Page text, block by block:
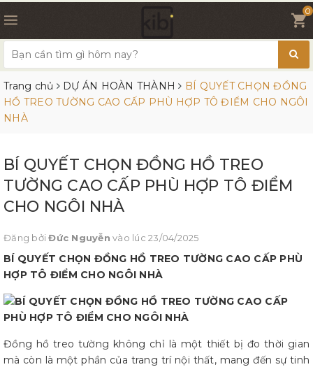
0
Trang chủ DỰ ÁN HOÀN THÀNH
BÍ QUYẾT CHỌN ĐỒNG
HỒ TREO TƯỜNG CAO CẤP PHÙ HỢP TÔ ĐIỂM CHO NGÔI
NHÀ
BÍ QUYẾT CHỌN ĐỒNG HỒ TREO
TƯỜNG CAO CẤP PHÙ HỢP TÔ ĐIỂM
CHO NGÔI NHÀ
Đăng bởiĐức Nguyễn vào lúc 23/04/2025
BÍ QUYẾT CHỌN ĐỒNG HỒ TREO TƯỜNG CAO CẤP PHÙ
HỢP TÔ ĐIỂM CHO NGÔI NHÀ
Đồng hồ treo tường không chỉ là một thiết bị đo thời gian
mà còn là một phần của trang trí nội thất, mang đến sự tinh